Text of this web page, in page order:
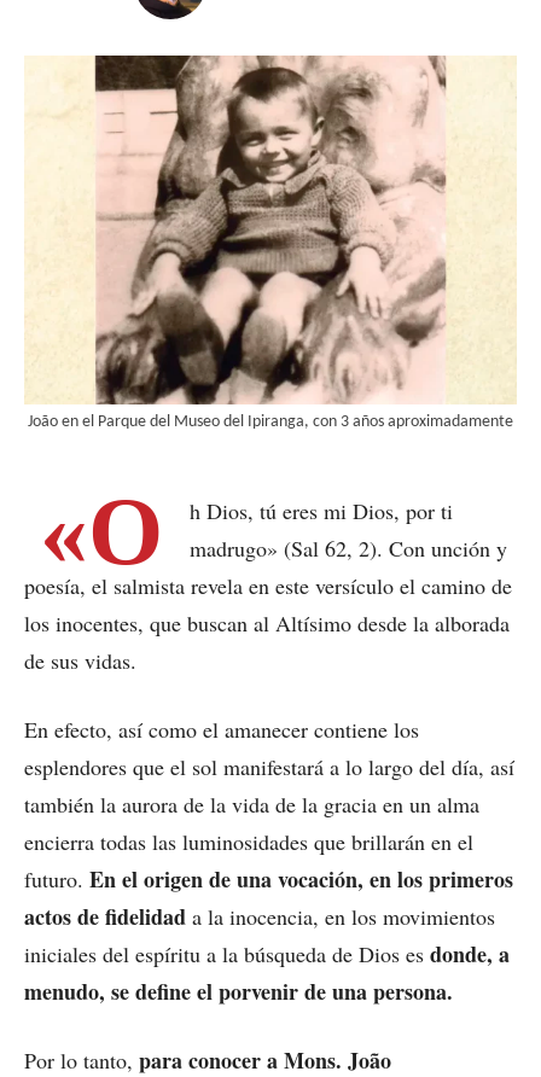
João en el Parque del Museo del Ipiranga, con 3 años aproximadamente
«O
h Dios, tú eres mi Dios, por ti
madrugo» (Sal 62, 2). Con unción y
poesía, el salmista revela en este versículo el camino de
los inocentes, que buscan al Altísimo desde la alborada
de sus vidas.
En efecto, así como el amanecer contiene los
esplendores que el sol manifestará a lo largo del día, así
también la aurora de la vida de la gracia en un alma
encierra todas las luminosidades que brillarán en el
futuro. En el origen de una vocación, en los primeros
actos de fidelidad a la inocencia, en los movimientos
iniciales del espíritu a la búsqueda de Dios es donde, a
menudo, se define el porvenir de una persona.
Por lo tanto, para conocer a Mons. João